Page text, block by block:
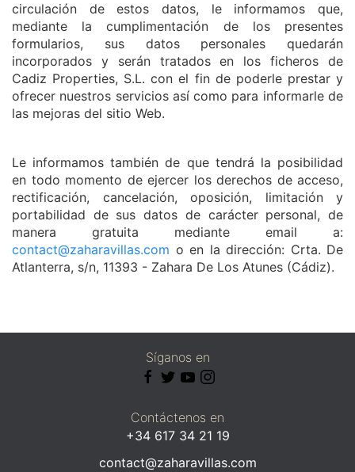
circulación de estos datos, le informamos que,
mediante la cumplimentación de los presentes
formularios, sus datos personales quedarán
incorporados y serán tratados en los ficheros de
Cadiz Properties, S.L. con el fin de poderle prestar y
ofrecer nuestros servicios así como para informarle de
las mejoras del sitio Web.
Le informamos también de que tendrá la posibilidad
en todo momento de ejercer los derechos de acceso,
rectificación, cancelación, oposición, limitación y
portabilidad de sus datos de carácter personal, de
manera gratuita mediante email a:
contact@zaharavillas.com o en la dirección: Crta. De
Atlanterra, s/n, 11393 - Zahara De Los Atunes (Cádiz).
Síganos en
Contáctenos en
+34 617 34 21 19
contact@zaharavillas.com